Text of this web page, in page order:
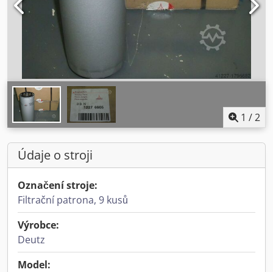
1 /2
Údaje o stroji
Označení stroje:
Filtrační patrona, 9 kusů
Výrobce:
Deutz
Model: